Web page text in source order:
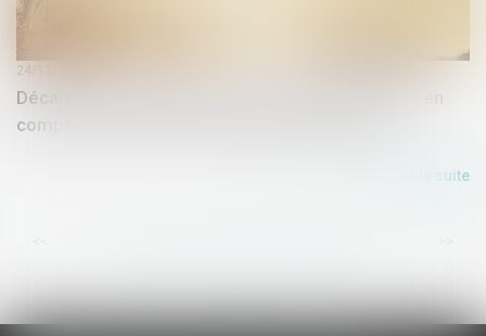
Décarbonation et digital : deux notions à prendre en
compte en matière de politique énergétique
24/12/2019
Lire la suite
<< >>